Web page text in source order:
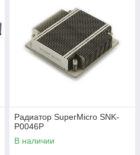
Радиатор SuperMicro SNK-
P0046P
В наличии